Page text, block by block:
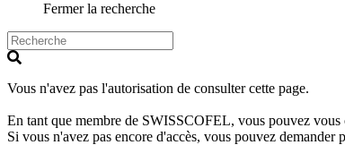
Fermer la recherche
Vous n'avez pas l'autorisation de consulter cette page.
En tant que membre de SWISSCOFEL, vous pouvez vous
Si vous n'avez pas encore d'accès, vous pouvez demander